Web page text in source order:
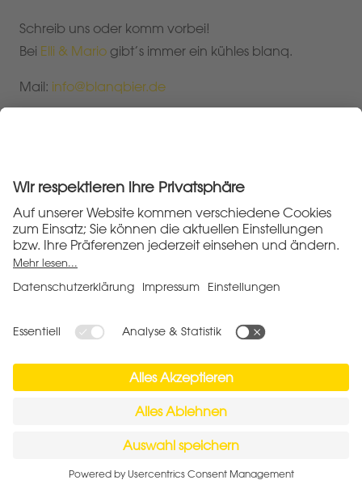
Schreib uns oder komm vorbei!
Bei Elli & Mario gibt’s immer ein kühles blanq.
Mail: info@blanqbier.de
Impressum
Datenschutzerklärung
Allgemeine Geschäftsbedingungen
Deutsche Landwirtschaft